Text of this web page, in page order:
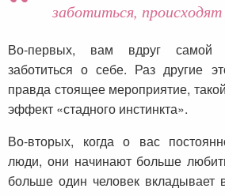
заботиться, происходят
Во-первых, вам вдруг самой
заботиться о себе. Раз другие
правда стоящее мероприятие,
эффект «стадного инстинкта».
Во-вторых, когда о вас
люди, они начинают больше
больше один человек вкладывает